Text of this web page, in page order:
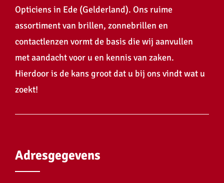
Opticiens in Ede (Gelderland). Ons ruime
assortiment van brillen, zonnebrillen en
contactlenzen vormt de basis die wij aanvullen
met aandacht voor u en kennis van zaken.
Hierdoor is de kans groot dat u bij ons vindt wat u
zoekt!
Adresgegevens